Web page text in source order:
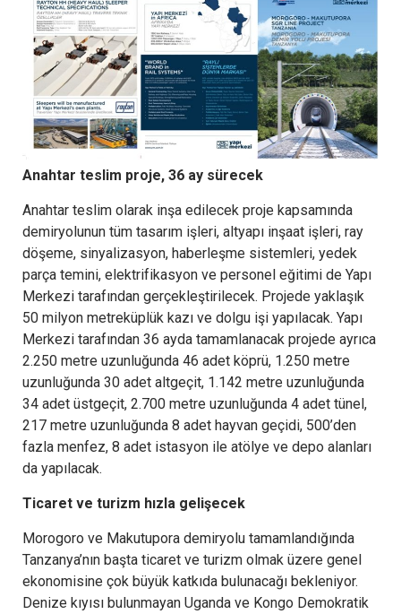
Anahtar teslim proje, 36 ay sürecek
Anahtar teslim olarak inşa edilecek proje kapsamında
demiryolunun tüm tasarım işleri, altyapı inşaat işleri, ray
döşeme, sinyalizasyon, haberleşme sistemleri, yedek
parça temini, elektrifikasyon ve personel eğitimi de Yapı
Merkezi tarafından gerçekleştirilecek. Projede yaklaşık
50 milyon metreküplük kazı ve dolgu işi yapılacak. Yapı
Merkezi tarafından 36 ayda tamamlanacak projede ayrıca
2.250 metre uzunluğunda 46 adet köprü, 1.250 metre
uzunluğunda 30 adet altgeçit, 1.142 metre uzunluğunda
34 adet üstgeçit, 2.700 metre uzunluğunda 4 adet tünel,
217 metre uzunluğunda 8 adet hayvan geçidi, 500’den
fazla menfez, 8 adet istasyon ile atölye ve depo alanları
da yapılacak.
Ticaret ve turizm hızla gelişecek
Morogoro ve Makutupora demiryolu tamamlandığında
Tanzanya’nın başta ticaret ve turizm olmak üzere genel
ekonomisine çok büyük katkıda bulunacağı bekleniyor.
Denize kıyısı bulunmayan Uganda ve Kongo Demokratik